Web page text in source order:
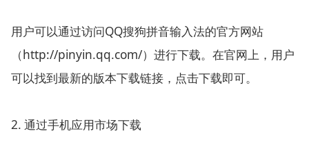
用户可以通过访问QQ搜狗拼音输入法的官方网站
（http://pinyin.qq.com/）进行下载。在官网上，用户
可以找到最新的版本下载链接，点击下载即可。
2. 通过手机应用市场下载